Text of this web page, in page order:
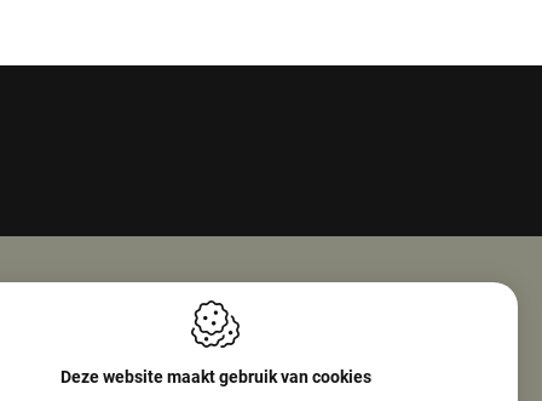
Nv (Amphore)
Openingsuren
Maandag
08:00 - 18:00
Dinsdag
Deze website maakt gebruik van cookies